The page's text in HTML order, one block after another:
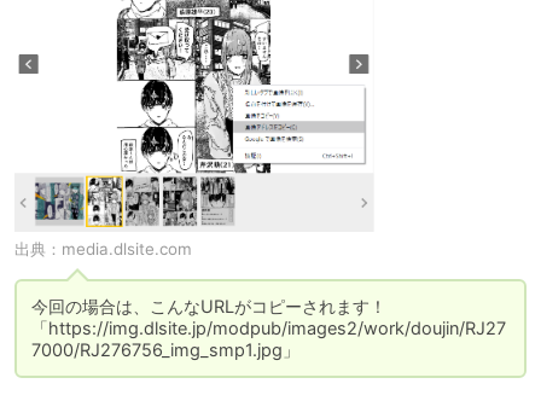
出典： media.dlsite.com
今回の場合は、こんなURLがコピーされます！
「https://img.dlsite.jp/modpub/images2/work/doujin/RJ27
7000/RJ276756_img_smp1.jpg」